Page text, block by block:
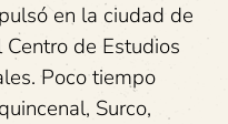
en la ciudad de
de Estudios
Poco tiempo
Surco,